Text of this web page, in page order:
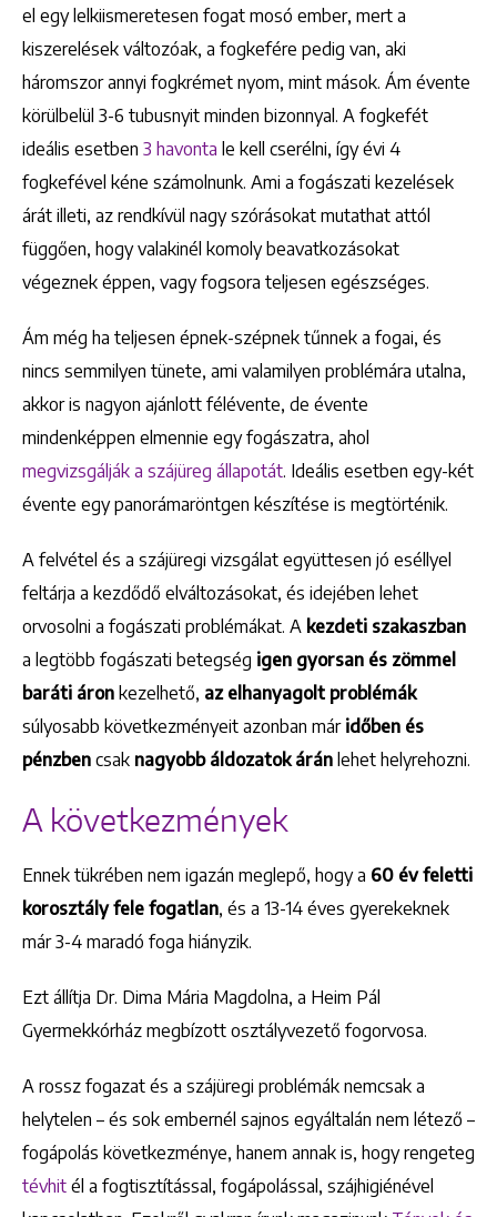
el egy lelkiismeretesen fogat mosó ember, mert a
kiszerelések változóak, a fogkefére pedig van, aki
háromszor annyi fogkrémet nyom, mint mások. Ám évente
körülbelül 3-6 tubusnyit minden bizonnyal. A fogkefét
ideális esetben 3 havonta le kell cserélni, így évi 4
fogkefével kéne számolnunk. Ami a fogászati kezelések
árát illeti, az rendkívül nagy szórásokat mutathat attól
függően, hogy valakinél komoly beavatkozásokat
végeznek éppen, vagy fogsora teljesen egészséges.
Ám még ha teljesen épnek-szépnek tűnnek a fogai, és
nincs semmilyen tünete, ami valamilyen problémára utalna,
akkor is nagyon ajánlott félévente, de évente
mindenképpen elmennie egy fogászatra, ahol
megvizsgálják a szájüreg állapotát. Ideális esetben egy-két
évente egy panorámaröntgen készítése is megtörténik.
A felvétel és a szájüregi vizsgálat együttesen jó eséllyel
feltárja a kezdődő elváltozásokat, és idejében lehet
orvosolni a fogászati problémákat. A kezdeti szakaszban
a legtöbb fogászati betegség igen gyorsan és zömmel
baráti áron kezelhető, az elhanyagolt problémák
súlyosabb következményeit azonban már időben és
pénzben csak nagyobb áldozatok árán lehet helyrehozni.
A következmények
Ennek tükrében nem igazán meglepő, hogy a 60 év feletti
korosztály fele fogatlan, és a 13-14 éves gyerekeknek
már 3-4 maradó foga hiányzik.
Ezt állítja Dr. Dima Mária Magdolna, a Heim Pál
Gyermekkórház megbízott osztályvezető fogorvosa.
A rossz fogazat és a szájüregi problémák nemcsak a
helytelen – és sok embernél sajnos egyáltalán nem létező –
fogápolás következménye, hanem annak is, hogy rengeteg
tévhit él a fogtisztítással, fogápolással, szájhigiénével